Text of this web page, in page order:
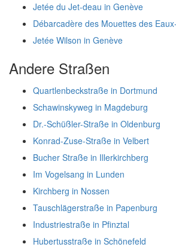
Jetée du Jet-deau in Genève
Débarcadère des Mouettes des
Jetée Wilson in Genève
Andere Straßen
Quartlenbeckstraße in Dortmund
Schawinskyweg in Magdeburg
Dr.-Schüßler-Straße in Oldenburg
Konrad-Zuse-Straße in Velbert
Bucher Straße in Illerkirchberg
Im Vogelsang in Lunden
Kirchberg in Nossen
Tauschlägerstraße in Papenburg
Industriestraße in Pfinztal
Hubertusstraße in Schönefeld